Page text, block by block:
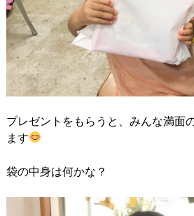
プレゼントをもらうと、みんな満面
ます
袋の中身は何かな？